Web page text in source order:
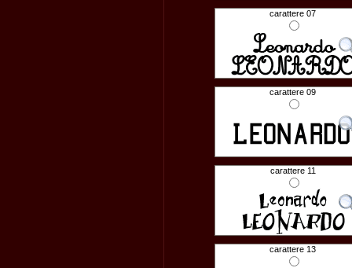
carattere 07
carattere 09
carattere 11
carattere 13